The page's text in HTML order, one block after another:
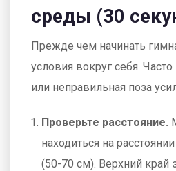
среды (30
Прежде чем начинать
условия вокруг себя.
или неправильная поза
Проверьте расстояние.
находиться на
(50-70 см). Верхний край